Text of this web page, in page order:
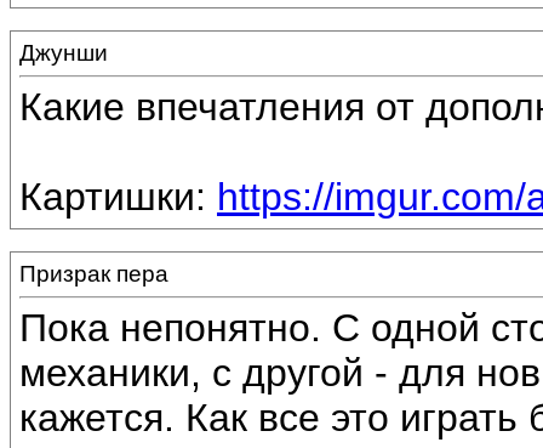
Джунши
Какие впечатления от
Картишки: https://imgur.com/
Призрак пера
Пока непонятно. С одной
механики, с другой - для
кажется. Как все это играть